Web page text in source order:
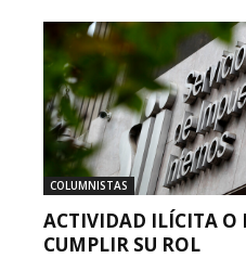
COLUMNISTAS
ACTIVIDAD ILÍCITA O
CUMPLIR SU ROL